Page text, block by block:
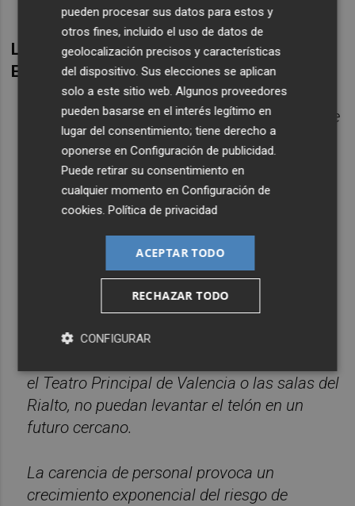
Lea el comunicado íntegro del Comité de
Empresa del IVC:
El Comité de Empresa del Institut Valencià de
Cultura (IVC), quiere dar a conocer la
situación creada por sus gestores culturales.
Desde el traslado de los Institutos Culturales
al Sector Público y la pérdida de personal
regulación de empleo en la anterior etapa de
gobierno del PP nos encontramos, seis años
después, con una plantilla exigua, una
programación creciente y una situación
laboral insostenible, que puede provocar que
el Teatro Principal de Valencia o las salas del
Rialto, no puedan levantar el telón en un
futuro cercano.
La carencia de personal provoca un
crecimiento exponencial del riesgo de
pueden procesar sus datos para estos y
otros fines, incluido el uso de datos de
geolocalización precisos y características
del dispositivo. Sus elecciones se aplican
solo a este sitio web. Algunos proveedores
pueden basarse en el interés legítimo en
lugar del consentimiento; tiene derecho a
oponerse enConfiguración de publicidad.
Puede retirar su consentimiento en
cualquier momento enConfiguración de
cookies.Política de privacidad
ACEPTAR TODO
RECHAZAR TODO
CONFIGURAR